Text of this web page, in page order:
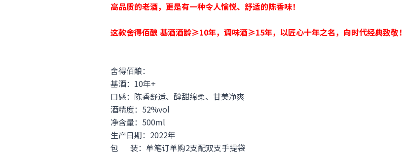
高品质的老酒，更是有一种令人愉悦、舒适的陈香味！
这款舍得佰酿 基酒酒龄≥10年，调味酒≥15年，以匠心十年之名，向时代经典致敬！
舍得佰酿：
基酒：10年+
口感：陈香舒适、醇甜绵柔、甘美净爽
酒精度：52%vol
净含量：500ml
生产日期：2022年
包 装：单笔订单购2支配双支手提袋